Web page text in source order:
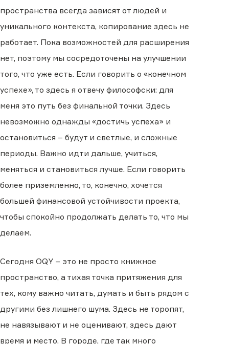
пространства всегда зависят от людей и
уникального контекста, копирование здесь не
работает. Пока возможностей для расширения
нет, поэтому мы сосредоточены на улучшении
того, что уже есть. Если говорить о «конечном
успехе», то здесь я отвечу философски: для
меня это путь без финальной точки. Здесь
невозможно однажды «достичь успеха» и
остановиться – будут и светлые, и сложные
периоды. Важно идти дальше, учиться,
меняться и становиться лучше. Если говорить
более приземленно, то, конечно, хочется
большей финансовой устойчивости проекта,
чтобы спокойно продолжать делать то, что мы
делаем.
Сегодня OQY – это не просто книжное
пространство, а тихая точка притяжения для
тех, кому важно читать, думать и быть рядом с
другими без лишнего шума. Здесь не торопят,
не навязывают и не оценивают, здесь дают
время и место. В городе, где так много